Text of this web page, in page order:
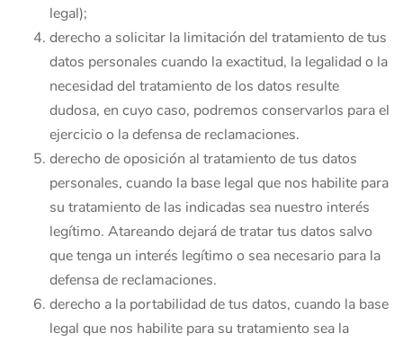
legal);
derecho a solicitar la limitación del tratamiento de tus
datos personales cuando la exactitud, la legalidad o la
necesidad del tratamiento de los datos resulte
dudosa, en cuyo caso, podremos conservarlos para el
ejercicio o la defensa de reclamaciones.
derecho de oposición al tratamiento de tus datos
personales, cuando la base legal que nos habilite para
su tratamiento de las indicadas sea nuestro interés
legítimo. Atareando dejará de tratar tus datos salvo
que tenga un interés legítimo o sea necesario para la
defensa de reclamaciones.
derecho a la portabilidad de tus datos, cuando la base
legal que nos habilite para su tratamiento sea la